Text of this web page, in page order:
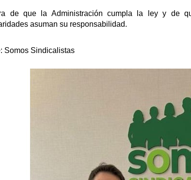
de que la Administración cumpla la ley y de
asuman su responsabilidad.
Somos Sindicalistas